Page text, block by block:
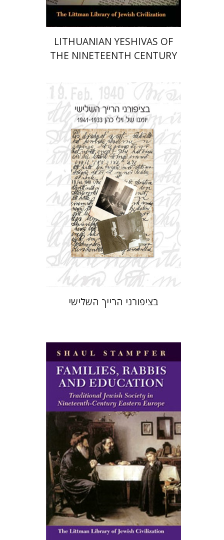
LITHUANIAN YESHIVAS OF
THE NINETEENTH CENTURY
וילי כהן
תמר כהן גזית
אברהם (ארנסט) כהן
הנחת אתר ספר מודפס
$46
$41
בציפורני הרייך השלישי
שאול שטמפפר
הנחת אתר ספר מודפס
$38
$34